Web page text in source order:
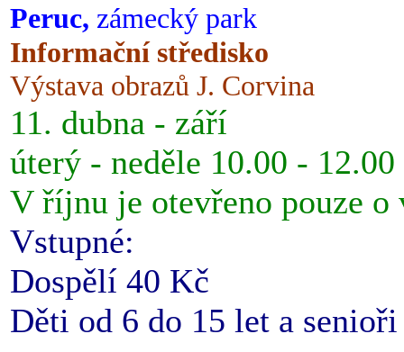
Peruc, zámecký park
Informační středisko
Výstava obrazů J. Corvina
11. dubna - září
úterý - neděle 10.00 -
V říjnu je otevřeno pouze o
Vstupné:
Dospělí 40 Kč
Děti od 6 do 15 let a